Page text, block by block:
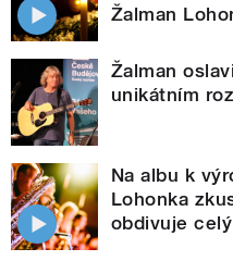
Žalman
Žalman
unikátním
Na albu k
Lohonka
obdivuje